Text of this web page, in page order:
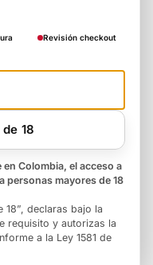
Revisión checkout
18
Colombia, el acceso a
personas mayores de 18
declaras bajo la
requisito y autorizas la
a la Ley 1581 de